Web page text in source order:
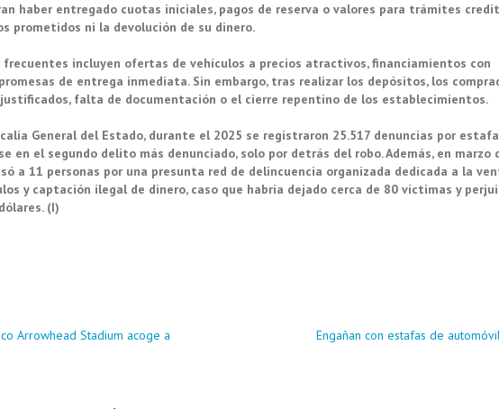
haber entregado cuotas iniciales, pagos de reserva o valores para trámites
prometidos ni la devolución de su dinero.
frecuentes incluyen ofertas de vehículos a precios atractivos, financiamientos con
de entrega inmediata. Sin embargo, tras realizar los depósitos, los
falta de documentación o el cierre repentino de los establecimientos.
General del Estado, durante el 2025 se registraron 25.517 denuncias por
en el segundo delito más denunciado, solo por detrás del robo. Además, en marzo
a 11 personas por una presunta red de delincuencia organizada dedicada a la
y captación ilegal de dinero, caso que habría dejado cerca de 80 víctimas y
(I)
Arrowhead Stadium acoge a
Engañan con estafas de